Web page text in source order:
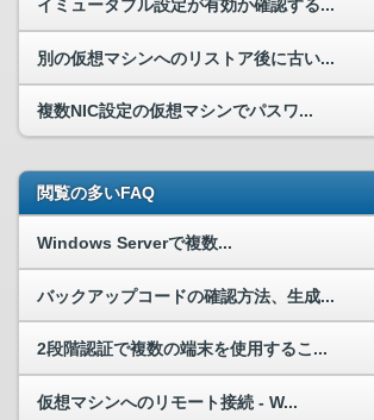
イミュータブル設定が有効か確認する...
別の仮想マシンへのリストア後に古い...
複数NIC設定の仮想マシンでパスワ...
閲覧の多いFAQ
Windows Serverで複数...
バックアップコードの確認方法、生成...
2段階認証で複数の端末を使用するこ...
仮想マシンへのリモート接続 - W...